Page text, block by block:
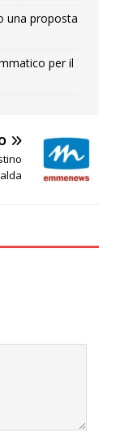
una proposta
per il